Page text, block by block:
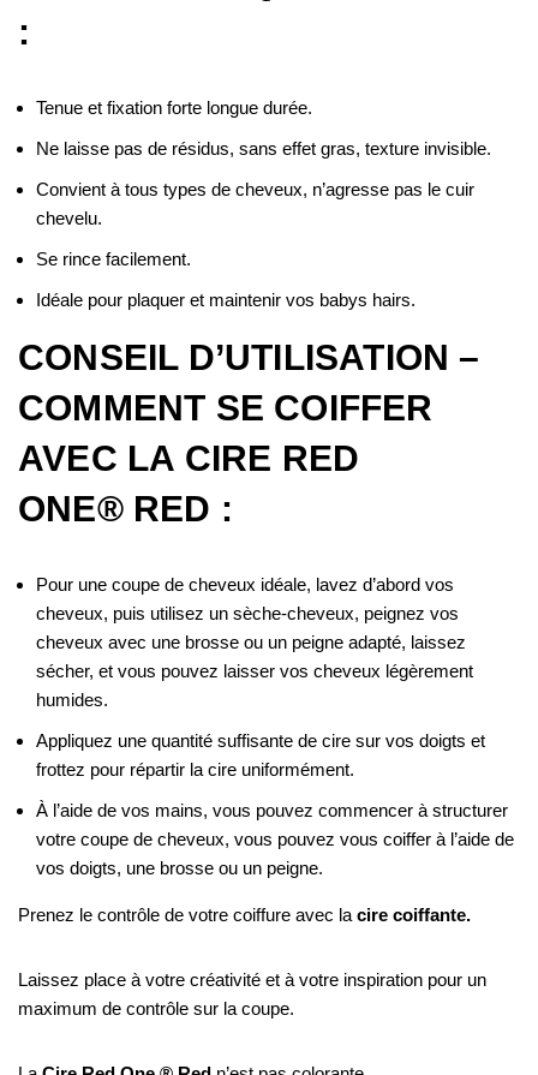
:
Tenue et fixation forte longue durée.
Ne laisse pas de résidus, sans effet gras, texture invisible.
Convient à tous types de cheveux, n’agresse pas le cuir
chevelu.
Se rince facilement.
Idéale pour plaquer et maintenir vos babys hairs.
CONSEIL D’UTILISATION –
COMMENT SE COIFFER
AVEC LA CIRE RED
ONE® RED :
Pour une coupe de cheveux idéale, lavez d’abord vos
cheveux, puis utilisez un sèche-cheveux, peignez vos
cheveux avec une brosse ou un peigne adapté, laissez
sécher, et vous pouvez laisser vos cheveux légèrement
humides.
Appliquez une quantité suffisante de cire sur vos doigts et
frottez pour répartir la cire uniformément.
À l’aide de vos mains, vous pouvez commencer à structurer
votre coupe de cheveux, vous pouvez vous coiffer à l’aide de
vos doigts, une brosse ou un peigne.
Prenez le contrôle de votre coiffure avec la cire coiffante.
Laissez place à votre créativité et à votre inspiration pour un
maximum de contrôle sur la coupe.